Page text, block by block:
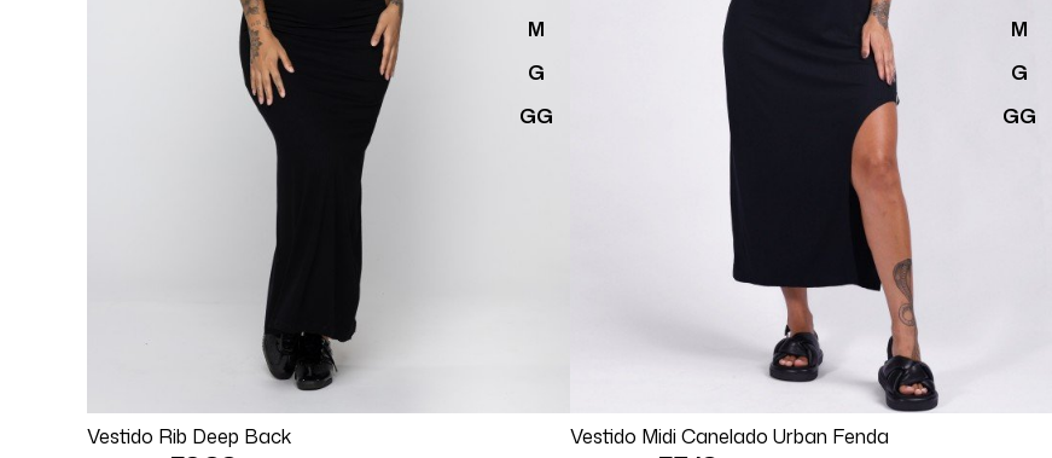
M
G
GG
Vestido Rib Deep Back
M
G
GG
Vestido Midi Canelado Urban Fenda
Espiar